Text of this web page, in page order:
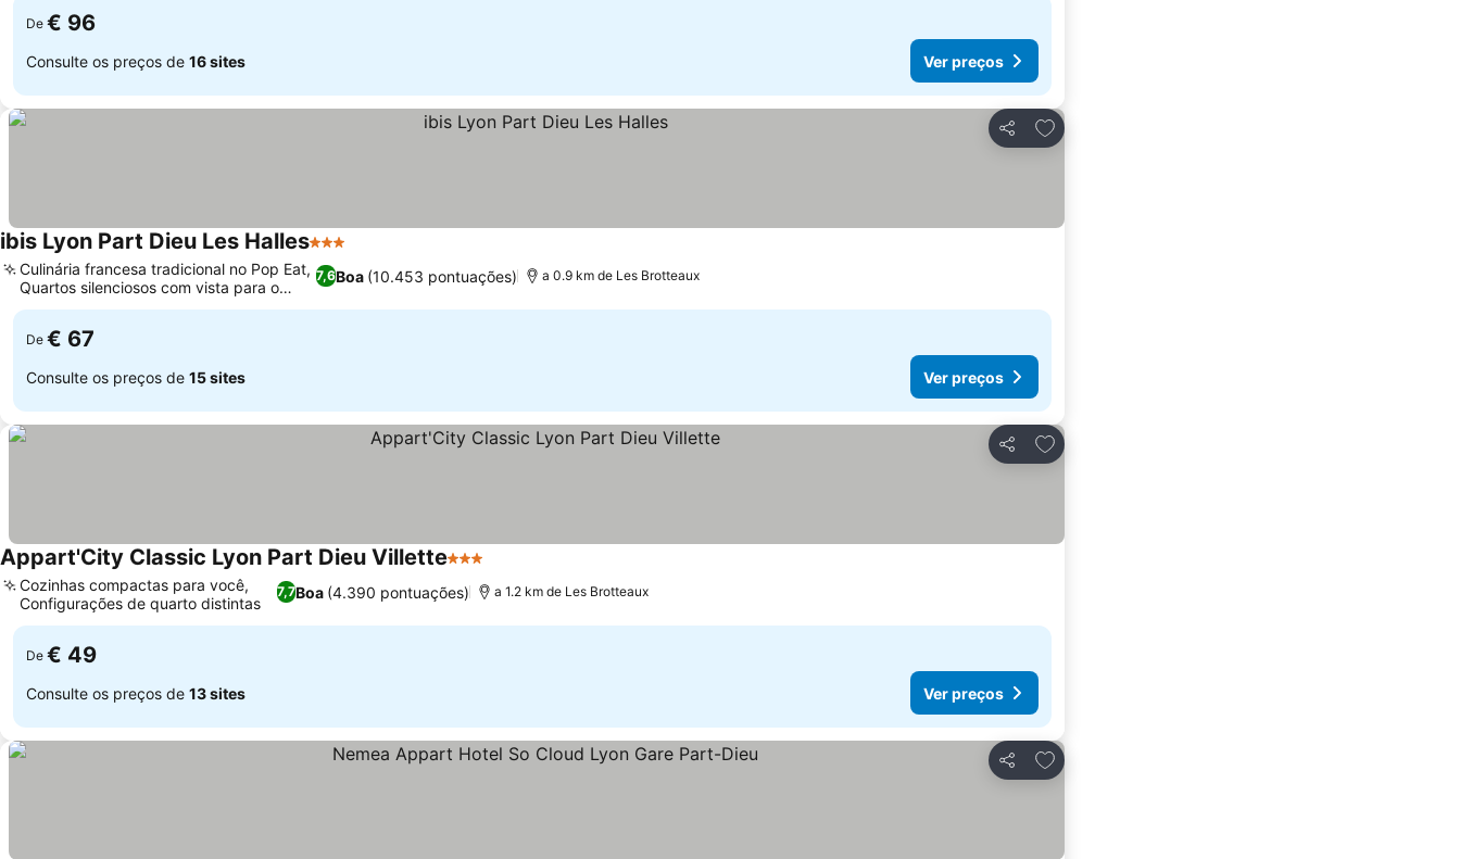
De € 96
Consulte os preços de 16 sites Ver preços
Partilhar
Adicionar aos favoritos
ibis Lyon Part Dieu Les Halles3 Estrelas
7,6Boa (10.453 pontuações)
Culinária francesa tradicional no Pop Eat,
Quartos silenciosos com vista para o
pátio
a 0.9 km de Les Brotteaux
De € 67
Consulte os preços de 15 sites Ver preços
Partilhar
Adicionar aos favoritos
Appart'City Classic Lyon Part Dieu Villette3 Estrelas
7,7Boa (4.390 pontuações)
Cozinhas compactas para você,
Configurações de quarto distintas
a 1.2 km de Les Brotteaux
De € 49
Consulte os preços de 13 sites Ver preços
Partilhar
Adicionar aos favoritos